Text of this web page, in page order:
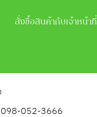
สั่งซื้อสินค้ากับเจ้าหน้าที่
052-3666